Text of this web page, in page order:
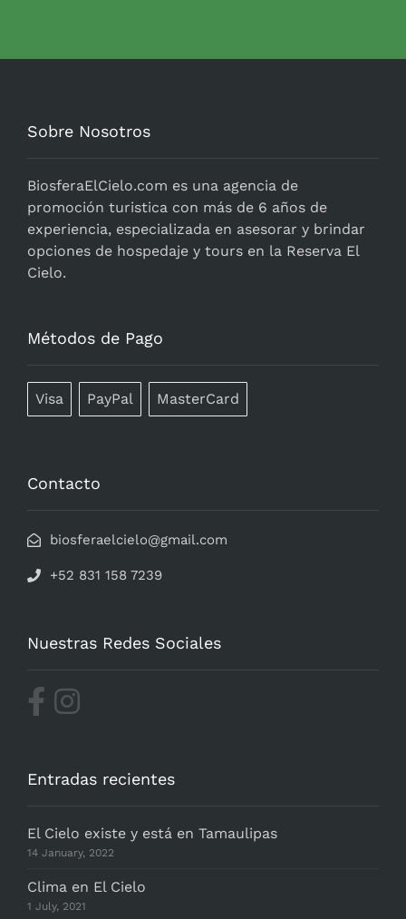
Sobre Nosotros
BiosferaElCielo.com es una agencia de
promoción turistica con más de 6 años de
experiencia, especializada en asesorar y brindar
opciones de hospedaje y tours en la Reserva El
Cielo.
Métodos de Pago
Visa PayPal MasterCard
Contacto
biosferaelcielo@gmail.com
+52 831 158 7239
Nuestras Redes Sociales
Entradas recientes
El Cielo existe y está en Tamaulipas
14 January, 2022
Clima en El Cielo
1 July, 2021